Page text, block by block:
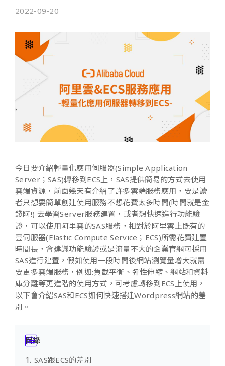
2022-09-20
今日要介紹輕量化應用伺服器(Simple Application
Server；SAS)轉移到ECS上，SAS提供簡易的方式去使用
雲端資源，前面幾天有介紹了許多雲端服務應用，要是讀
者只想要簡單創建使用服務不想花費太多時間(時間就是金
錢阿!) 去學習Server服務建置，或者想快速進行功能驗
證，可以使用阿里雲的SAS服務，相對於阿里雲上既有的
雲伺服器(Elastic Compute Service；ECS)所需花費建置
時間長，會建議功能驗證或是流量不大的企業官網可採用
SAS進行建置，假如使用一段時間後網站瀏覽量增大就需
要更多雲端服務，例如:負載平衡、彈性伸縮、網站和資料
庫分離等更進階的使用方式，可考慮轉移到ECS上使用，
以下會介紹SAS和ECS如何快速搭建Wordpress網站的差
別。
目錄
SAS跟ECS的差別